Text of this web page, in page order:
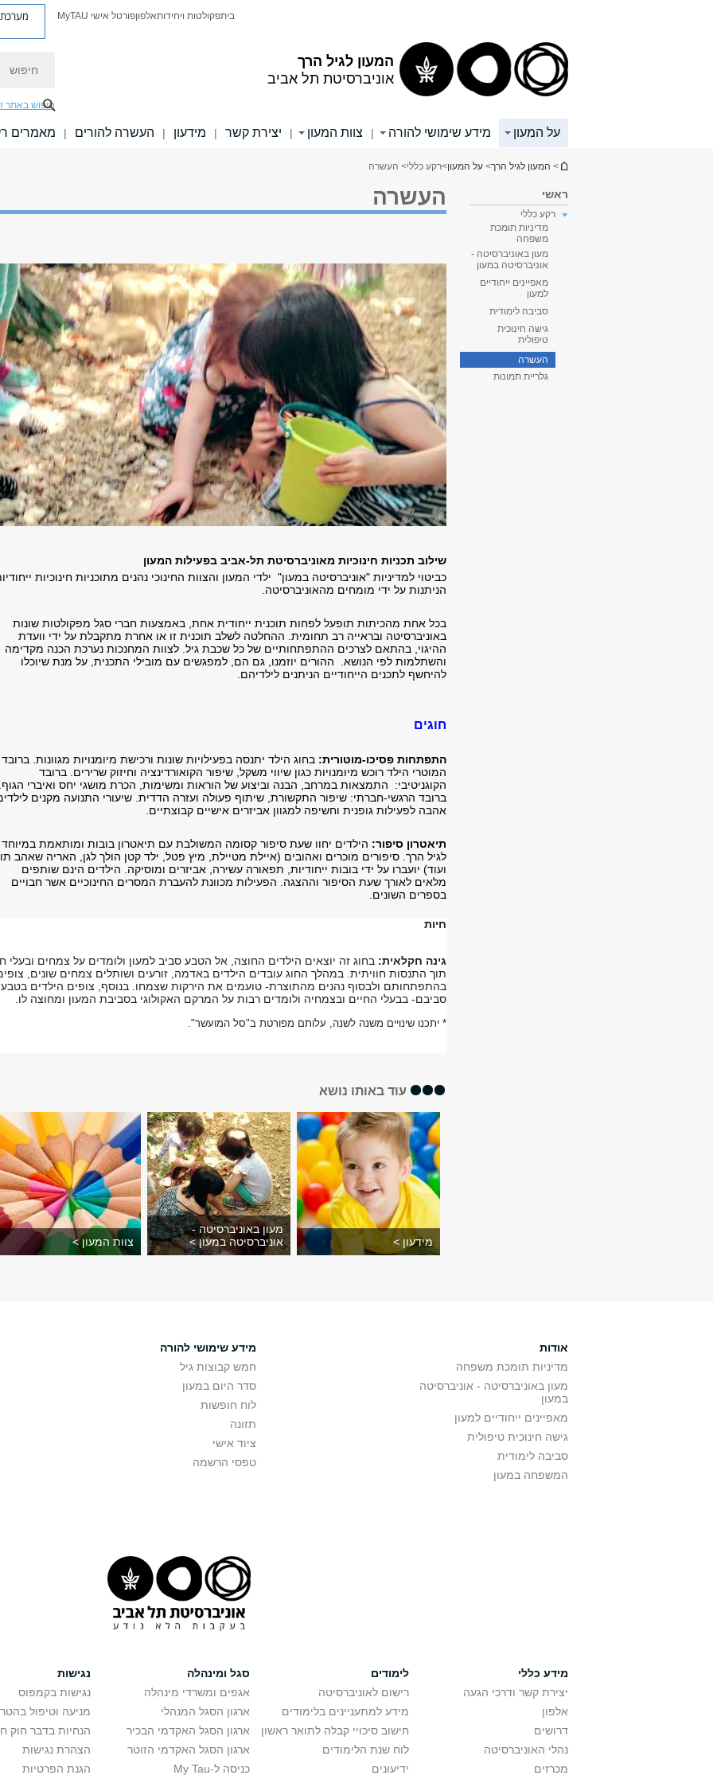
המעון לגיל הרך
אוניברסיטת תל אביב
ביתפקולטות ויחידותאלפוןפורטל אישי MyTAU מערכת
חיפוש באתר
על המעון מידע שימושי להורה | צוות המעון | יצירת קשר | מידעון | העשרה להורים | מאמרים
הינך נמצא כאן
> המעון לגיל הרך> על המעון>רקע כללי> העשרה
ראשי
רקע כללי
מדיניות תומכת
משפחה
מעון באוניברסיטה -
אוניברסיטה במעון
מאפיינים ייחודיים
למעון
סביבה לימודית
גישה חינוכית
טיפולית
העשרה
גלריית תמונות
העשרה
שילוב תכניות חינוכיות מאוניברסיטת תל-אביב בפעילות המעון
כביטוי למדיניות "אוניברסיטה במעון" ילדי המעון והצוות החינוכי נהנים מתוכניות חינוכיות
הניתנות על ידי מומחים מהאוניברסיטה.
בכל אחת מהכיתות תופעל לפחות תוכנית ייחודית אחת, באמצעות חברי סגל מפקולטות שונות
באוניברסיטה ובראייה רב תחומית. ההחלטה לשלב תוכנית זו או אחרת מתקבלת על ידי וועדת
ההיגוי, בהתאם לצרכים ההתפתחותיים של כל שכבת גיל. לצוות המחנכות נערכת הכנה מקדימה
והשתלמות לפי הנושא. ההורים יוזמנו, גם הם, למפגשים עם מובילי התכנית, על מנת שיוכלו
להיחשף לתכנים הייחודיים הניתנים לילדיהם.
חוגים
התפתחות פסיכו-מוטורית: בחוג הילד יתנסה בפעילויות שונות ורכישת מיומנויות מגוונות. ברובד
המוטרי הילד רוכש מיומנויות כגון שיווי משקל, שיפור הקואורדינציה וחיזוק שרירים. ברובד
הקוגניטיבי: התמצאות במרחב, הבנה וביצוע של הוראות ומשימות, הכרת מושגי יחס ואיברי
ברובד הרגשי-חברתי: שיפור התקשורת, שיתוף פעולה ועזרה הדדית. שיעורי התנועה מקנים
אהבה לפעילות גופנית וחשיפה למגוון אביזרים אישיים קבוצתיים.
תיאטרון סיפור: הילדים יחוו שעת סיפור קסומה המשולבת עם תיאטרון בובות ומותאמת במיוחד
לגיל הרך. סיפורים מוכרים ואהובים (איילת מטיילת, מיץ פטל, ילד קטן הולך לגן, האריה שאהב
ועוד) יועברו על ידי בובות ייחודיות, תפאורה עשירה, אביזרים ומוסיקה. הילדים הינם שותפים
מלאים לאורך שעת הסיפור וההצגה. הפעילות מכוונת להעברת המסרים החינוכיים אשר חבויים
בספרים השונים.
חיות
גינה חקלאית: בחוג זה יוצאים הילדים החוצה, אל הטבע סביב למעון ולומדים על צמחים ובעלי
תוך התנסות חוויתית. במהלך החוג עובדים הילדים באדמה, זורעים ושותלים צמחים שונים,
בהתפתחותם ולבסוף נהנים מהתוצרת- טועמים את הירקות שצמחו. בנוסף, צופים הילדים בטבע
סביבם- בבעלי החיים ובצמחיה ולומדים רבות על המרקם האקולוגי בסביבת המעון ומחוצה לו.
* יתכנו שינויים משנה לשנה, עלותם מפורטת ב"סל המועשר".
עוד באותו נושא
מידעון >
מעון באוניברסיטה -
אוניברסיטה במעון >
צוות המעון >
אודות
מדיניות תומכת משפחה
מעון באוניברסיטה - אוניברסיטה
במעון
מאפיינים ייחודיים למעון
גישה חינוכית טיפולית
סביבה לימודית
המשפחה במעון
מידע שימושי להורה
חמש קבוצות גיל
סדר היום במעון
לוח חופשות
תזונה
ציוד אישי
טפסי הרשמה
מידע כללי
יצירת קשר ודרכי הגעה
אלפון
דרושים
נהלי האוניברסיטה
מכרזים
לימודים
רישום לאוניברסיטה
מידע למתעניינים בלימודים
חישוב סיכויי קבלה לתואר ראשון
לוח שנת הלימודים
ידיעונים
סגל ומינהלה
אגפים ומשרדי מינהלה
ארגון הסגל המנהלי
ארגון הסגל האקדמי הבכיר
ארגון הסגל האקדמי הזוטר
כניסה ל-My Tau
נגישות
נגישות בקמפוס
מניעה וטיפול
הנחיות בדבר חוק
הצהרת נגישות
הגנת הפרטיות